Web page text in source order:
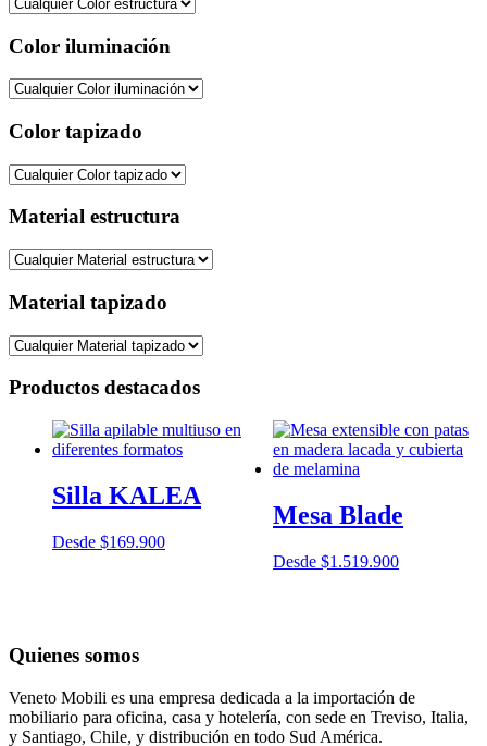
Color iluminación
Color tapizado
Material estructura
Material tapizado
Productos destacados
Silla KALEA
Desde $169.900
Mesa Blade
Desde$1.519.900
Quienes somos
Veneto Mobili es una empresa dedicada a la importación de
mobiliario para oficina, casa y hotelería, con sede en Treviso, Italia,
y Santiago, Chile, y distribución en todo Sud América.